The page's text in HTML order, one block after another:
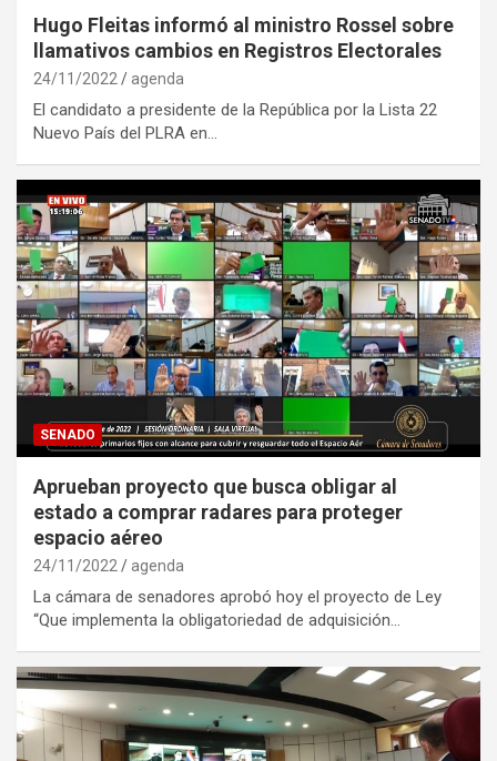
Hugo Fleitas informó al ministro Rossel sobre
llamativos cambios en Registros Electorales
24/11/2022 agenda
El candidato a presidente de la República por la Lista 22
Nuevo País del PLRA en…
SENADO
Aprueban proyecto que busca obligar al
estado a comprar radares para proteger
espacio aéreo
24/11/2022 agenda
La cámara de senadores aprobó hoy el proyecto de Ley
“Que implementa la obligatoriedad de adquisición…